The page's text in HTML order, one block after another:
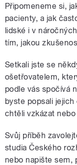
Připomeneme si,
pacienty, a jak
lidské i v
tím, jakou
Setkali jste se
ošetřovatelem,
podle vás spočívá
byste popsali
chtěli vzkázat
Svůj příběh
studia Českého
nebo napište sem,